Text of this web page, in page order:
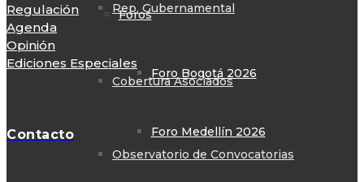
Foros
Foro Bogotá 2026
Foro Medellín 2026
Rep. Gubernamental
Cobertura Asociados
Observatorio de Convocatorias
Regulación
Agenda
Opinión
Ediciones Especiales
Contacto